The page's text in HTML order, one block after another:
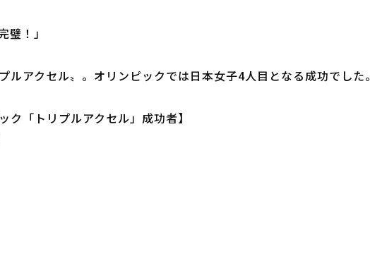
璧！」
ルアクセル〟。オリンピックでは日本女子4人目となる成功でした。
ク「トリプルアクセル」成功者】